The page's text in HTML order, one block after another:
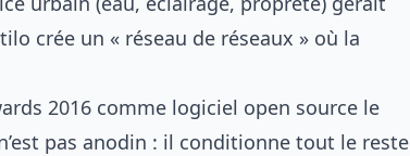
crée un « réseau de réseaux » où la
2016 comme logiciel open source le
pas anodin : il conditionne tout le reste